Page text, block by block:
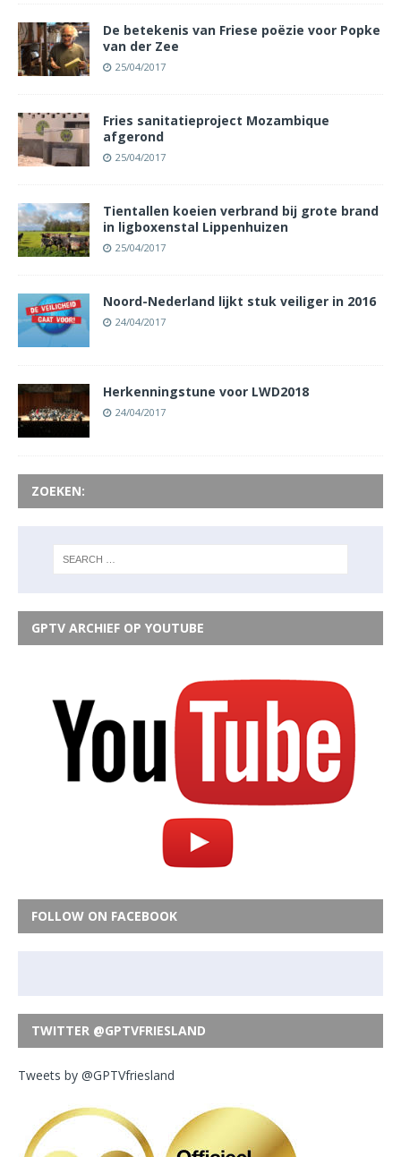
De betekenis van Friese poëzie voor Popke
van der Zee
25/04/2017
Fries sanitatieproject Mozambique
afgerond
25/04/2017
Tientallen koeien verbrand bij grote brand
in ligboxenstal Lippenhuizen
25/04/2017
Noord-Nederland lijkt stuk veiliger in 2016
24/04/2017
Herkenningstune voor LWD2018
24/04/2017
ZOEKEN:
GPTV ARCHIEF OP YOUTUBE
FOLLOW ON FACEBOOK
TWITTER @GPTVFRIESLAND
Tweets by @GPTVfriesland